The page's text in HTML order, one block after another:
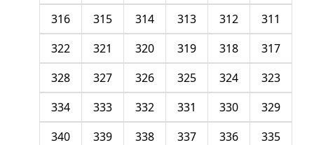
311
312
313
314
315
316
317
318
319
320
321
322
323
324
325
326
327
328
329
330
331
332
333
334
335
336
337
338
339
340